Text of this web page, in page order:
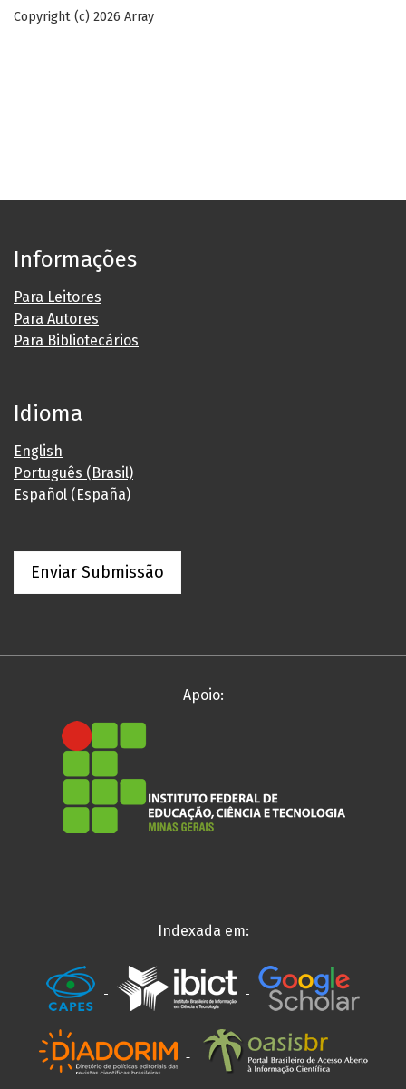
Copyright (c) 2026 Array
Informações
Para Leitores
Para Autores
Para Bibliotecários
Idioma
English
Português (Brasil)
Español (España)
Enviar Submissão
Apoio:
Indexada em: